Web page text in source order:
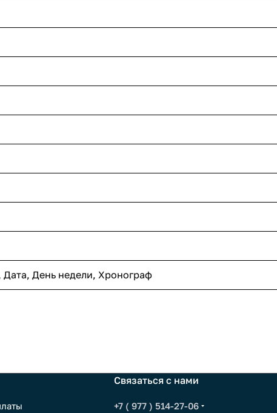
День недели, Хронограф
Связаться с нами
+7 ( 977 ) 514-27-06